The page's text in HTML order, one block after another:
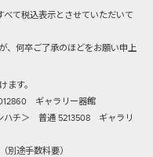
べて税込表示とさせていただいて
、何卒ご了承のほどをお願い申上
ます。
ギャラリー器館
ハチ＞ 普通 5213508 ギャラリ
途手数料要）